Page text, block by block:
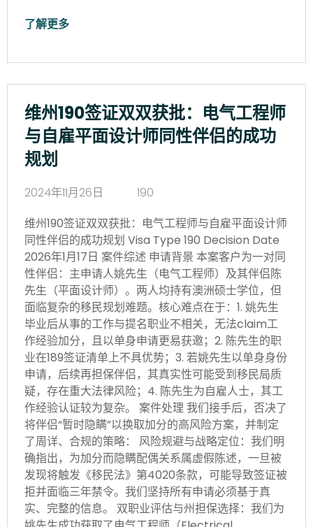
了解更多
维州190签证双双获批：电气工程师
与自雇平面设计师同性伴侣的成功
规划
2024年11月26日
190
维州190签证双双获批：电气工程师与自雇平面设计师
同性伴侣的成功规划 Visa Type 190 Decision Date
2026年1月17日 案件综述 申请背景 本案客户为一对同
性伴侣：主申请人姚先生（电气工程师）及其伴侣陈
先生（平面设计师）。两人均持有澳洲硕士学位，但
面临复杂的移民规划难题。核心难点在于：1. 姚先生
毕业后从事的工作与提名职业不相关，无法claim工
作经验加分，且以单身申请更易获邀；2. 陈先生的职
业在189签证清单上不具优势；3. 若姚先生以单身身份
申请，后续再担保伴侣，其真实性可能受到移民局质
疑，存在重大法律风险；4. 陈先生为自雇人士，其工
作经验认证较为复杂。 案件处理 我们接手后，否决了
将伴侣“暂时隐瞒”以换取加分的高风险方案，并制定
了周详、合规的策略： 风险规避与战略定位：我们明
确指出，为加分而隐瞒配偶关系属虚假陈述，一旦被
发现将触发《移民法》第4020条款，可能导致签证被
拒并面临三年禁令。我们坚持所有申请必须基于真
实、完整的信息。 双职业评估与州担保选择：我们为